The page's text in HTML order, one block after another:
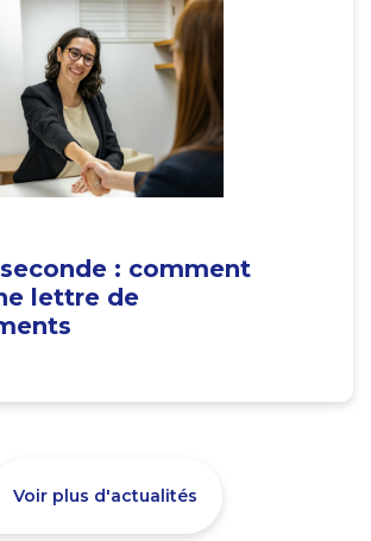
: comment
lettre de
Voir plus d'actualités